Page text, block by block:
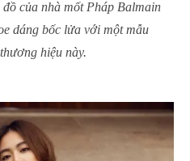
của nhà mốt Pháp Balmain
dáng bốc lửa với một mẫu
hiệu này.